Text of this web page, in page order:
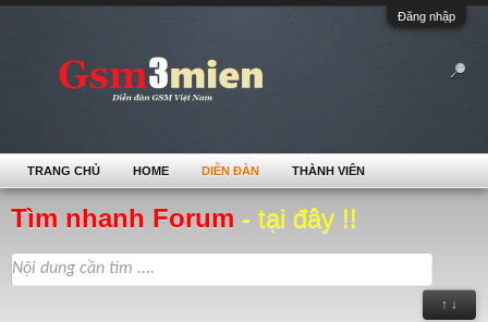
Đăng nhập
Tìm nhanh Forum - tại đây !!
↑ ↓
TRANG CHỦ HOME DIỄN ĐÀN THÀNH VIÊN